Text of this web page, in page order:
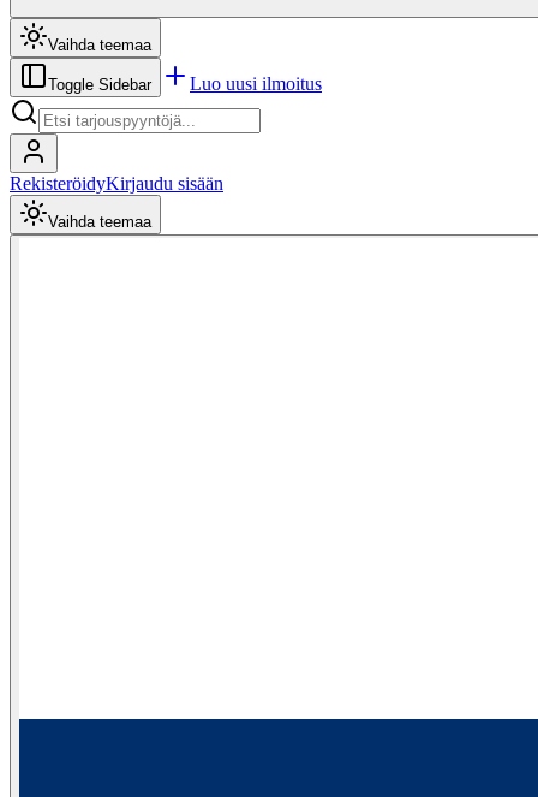
Vaihda teemaa
Toggle Sidebar Luo uusi ilmoitus
RekisteröidyKirjaudu sisään
Vaihda teemaa